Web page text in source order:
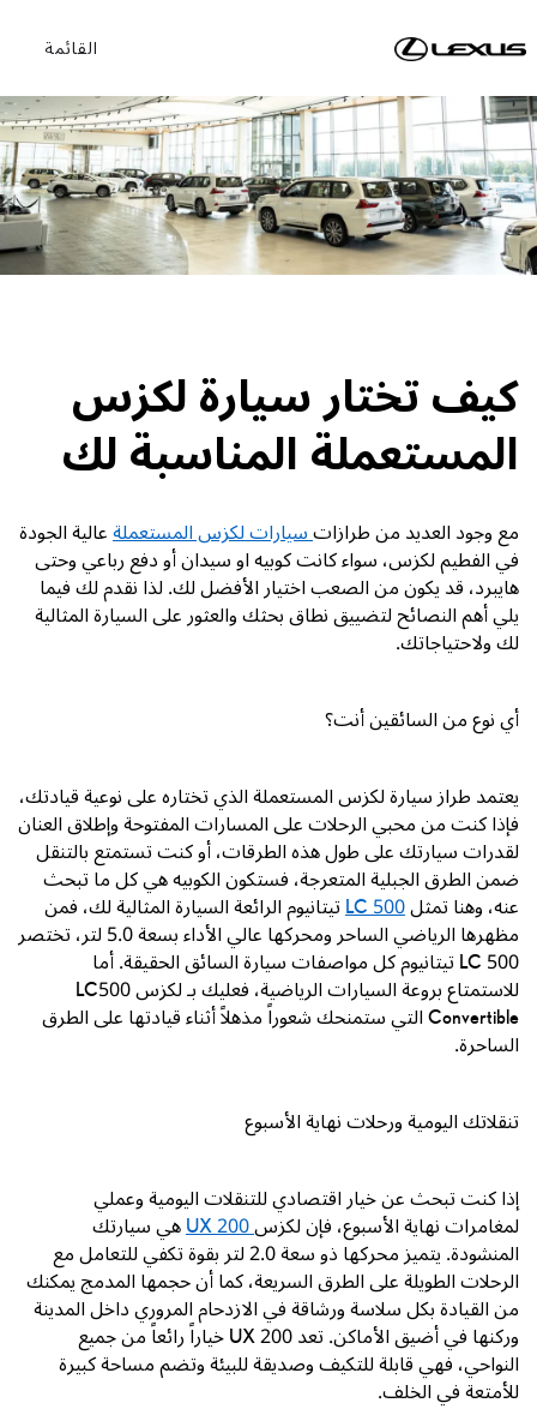
القائمة
كيف تختار سيارة لكزس
المستعملة المناسبة لك
مع وجود العديد من طرازاتسيارات لكزس المستعملةعالية الجودة
في الفطيم لكزس، سواء كانت كوبيه او سيدان أو دفع رباعي وحتى
هايبرد، قد يكون من الصعب اختيار الأفضل لك. لذا نقدم لك فيما
يلي أهم النصائح لتضييق نطاق بحثك والعثور على السيارة المثالية
لك ولاحتياجاتك.
أي نوع من السائقين أنت؟
يعتمد طراز سيارة لكزس المستعملة الذي تختاره على نوعية قيادتك،
فإذا كنت من محبي الرحلات على المسارات المفتوحة وإطلاق العنان
لقدرات سيارتك على طول هذه الطرقات، أو كنت تستمتع بالتنقل
ضمن الطرق الجبلية المتعرجة، فستكون الكوبيه هي كل ما تبحث
عنه، وهنا تمثلLC 500تيتانيومالرائعة السيارة المثالية لك، فمن
مظهرها الرياضي الساحر ومحركها عالي الأداء بسعة 5.0 لتر، تختصر
LC 500تيتانيوم كل مواصفات سيارة السائق الحقيقة. أما
للاستمتاع بروعة السيارات الرياضية، فعليك بـ لكزسLC500
Convertibleالتي ستمنحك شعوراً مذهلاً أثناء قيادتها على الطرق
الساحرة.
تنقلاتك اليومية ورحلات نهاية الأسبوع
إذا كنت تبحث عن خيار اقتصادي للتنقلات اليومية وعملي
لمغامرات نهاية الأسبوع، فإن لكزسUX 200هي سيارتك
المنشودة. يتميز محركها ذو سعة 2.0 لتر بقوة تكفي للتعامل مع
الرحلات الطويلة على الطرق السريعة، كما أن حجمها المدمج يمكنك
من القيادة بكل سلاسة ورشاقة في الازدحام المروري داخل المدينة
وركنها في أضيق الأماكن. تعدUX 200خياراً رائعاً من جميع
النواحي، فهي قابلة للتكيف وصديقة للبيئة وتضم مساحة كبيرة
للأمتعة في الخلف.